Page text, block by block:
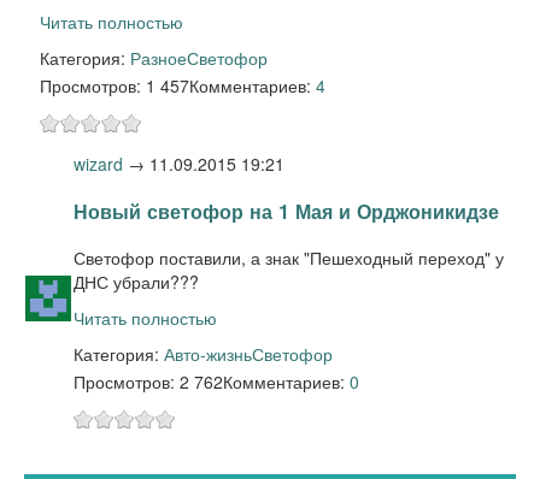
Читать полностью
Категория: РазноеСветофор
Просмотров: 1 457Комментариев: 4
wizard → 11.09.2015 19:21
Новый светофор на 1 Мая и Орджоникидзе
Светофор поставили, а знак "Пешеходный переход" у
ДНС убрали???
Читать полностью
Категория: Авто-жизньСветофор
Просмотров: 2 762Комментариев: 0